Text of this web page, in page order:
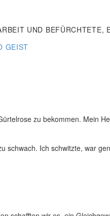
UND BEFÜRCHTETE,
GEIST
zu bekommen. Mein
Ich schwitzte, war